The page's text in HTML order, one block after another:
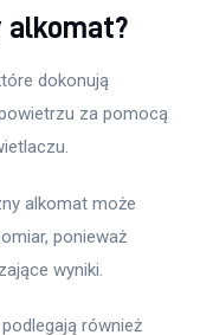
alkomat?
dokonują
za pomocą
alkomat może
ponieważ
wyniki.
również